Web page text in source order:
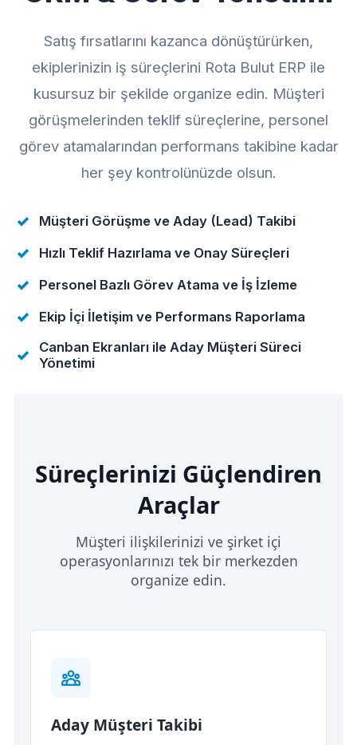
Satış fırsatlarını kazanca dönüştürürken,
ekiplerinizin iş süreçlerini Rota Bulut ERP ile
kusursuz bir şekilde organize edin. Müşteri
görüşmelerinden teklif süreçlerine, personel
görev atamalarından performans takibine kadar
her şey kontrolünüzde olsun.
Müşteri Görüşme ve Aday (Lead) Takibi
Hızlı Teklif Hazırlama ve Onay Süreçleri
Personel Bazlı Görev Atama ve İş İzleme
Ekip İçi İletişim ve Performans Raporlama
Canban Ekranları ile Aday Müşteri Süreci
Yönetimi
Süreçlerinizi Güçlendiren
Araçlar
Müşteri ilişkilerinizi ve şirket içi
operasyonlarınızı tek bir merkezden
organize edin.
Aday Müşteri Takibi